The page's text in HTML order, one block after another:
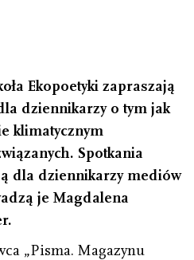
Ekopoetyki zapraszają
dziennikarzy o tym jak
klimatycznym
Spotkania
dla dziennikarzy mediów
je Magdalena
„Pisma. Magazynu